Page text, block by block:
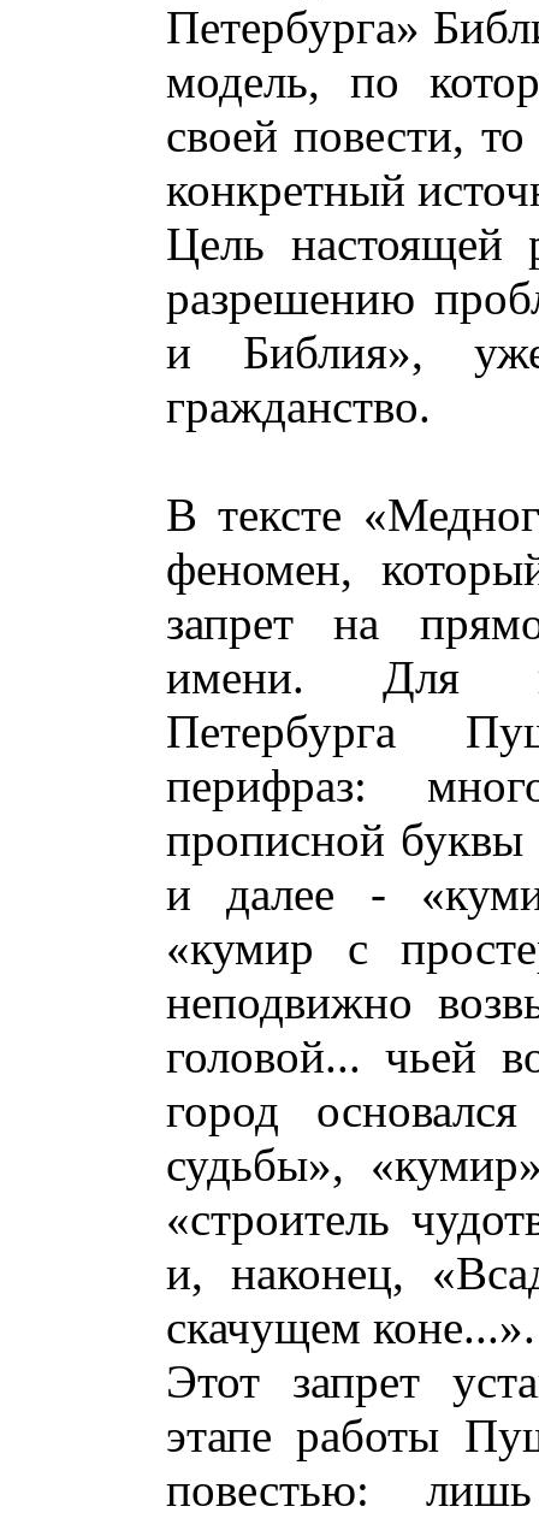
Петербурга»
модель, по
своей повести,
конкретный
Цель настоящей
разрешению
и Библия»,
гражданство.
В тексте
феномен,
запрет на
имени. Для
Петербурга
перифраз:
прописной
и далее -
«кумир с
неподвижно
головой... чьей
город
судьбы»,
«строитель
и, наконец,
скачущем коне...».
Этот запрет
этапе работы
повестью: